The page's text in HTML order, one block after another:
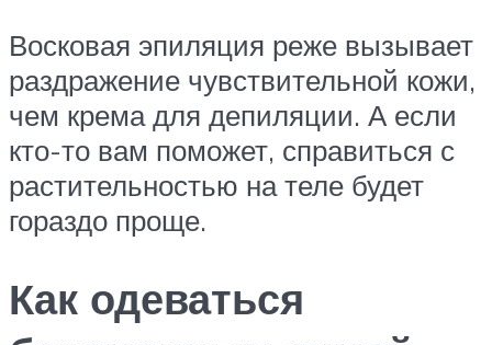
Восковая эпиляция реже вызывает
раздражение чувствительной кожи,
чем крема для депиляции. А если
кто-то вам поможет, справиться с
растительностью на теле будет
гораздо проще.
Как одеваться